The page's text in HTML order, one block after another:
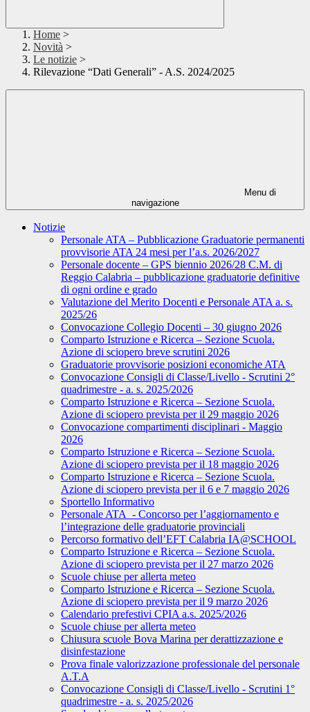
Home >
Novità >
Le notizie >
Rilevazione “Dati Generali” - A.S. 2024/2025
Menu di
navigazione
Notizie
Personale ATA – Pubblicazione Graduatorie permanenti
provvisorie ATA 24 mesi per l’a.s. 2026/2027
Personale docente – GPS biennio 2026/28 C.M. di
Reggio Calabria – pubblicazione graduatorie definitive
di ogni ordine e grado
Valutazione del Merito Docenti e Personale ATA a. s.
2025/26
Convocazione Collegio Docenti – 30 giugno 2026
Comparto Istruzione e Ricerca – Sezione Scuola.
Azione di sciopero breve scrutini 2026
Graduatorie provvisorie posizioni economiche ATA
Convocazione Consigli di Classe/Livello - Scrutini 2°
quadrimestre - a. s. 2025/2026
Comparto Istruzione e Ricerca – Sezione Scuola.
Azione di sciopero prevista per il 29 maggio 2026
Convocazione compartimenti disciplinari - Maggio
2026
Comparto Istruzione e Ricerca – Sezione Scuola.
Azione di sciopero prevista per il 18 maggio 2026
Comparto Istruzione e Ricerca – Sezione Scuola.
Azione di sciopero prevista per il 6 e 7 maggio 2026
Sportello Informativo
Personale ATA - Concorso per l’aggiornamento e
l’integrazione delle graduatorie provinciali
Percorso formativo dell’EFT Calabria IA@SCHOOL
Comparto Istruzione e Ricerca – Sezione Scuola.
Azione di sciopero prevista per il 27 marzo 2026
Scuole chiuse per allerta meteo
Comparto Istruzione e Ricerca – Sezione Scuola.
Azione di sciopero prevista per il 9 marzo 2026
Calendario prefestivi CPIA a.s. 2025/2026
Scuole chiuse per allerta meteo
Chiusura scuole Bova Marina per derattizzazione e
disinfestazione
Prova finale valorizzazione professionale del personale
A.T.A
Convocazione Consigli di Classe/Livello - Scrutini 1°
quadrimestre - a. s. 2025/2026